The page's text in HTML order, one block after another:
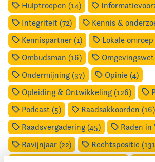
Hulptroepen (14)
Integriteit (72)
Kennis &
Kennispartner (1)
Lokale omroep
Ombudsman (16)
Ondermijning (37)
Opinie (4)
Opleiding & Ontwikkeling (126)
Podcast (5)
Raadsakkoorden (16)
Raadsvergadering (45)
Raden in
Ravijnjaar (22)
Rechtspositie